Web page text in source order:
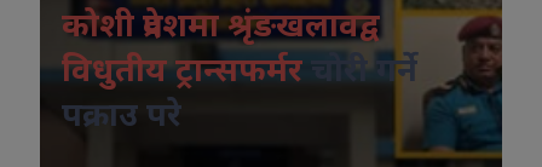
कोशी प्रदेशमा श्रृंङखलावद्व
विधुतीय ट्रान्सफर्मर
चोरी गर्ने
पक्राउ परे